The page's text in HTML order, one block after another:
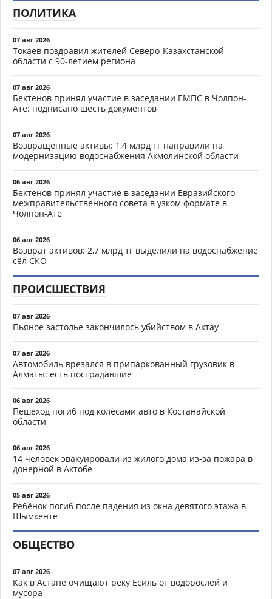
ПОЛИТИКА
07 авг 2026
Токаев поздравил жителей Северо-Казахстанской
области с 90-летием региона
07 авг 2026
Бектенов принял участие в заседании ЕМПС в Чолпон-
Ате: подписано шесть документов
07 авг 2026
Возвращённые активы: 1,4 млрд тг направили на
модернизацию водоснабжения Акмолинской области
06 авг 2026
Бектенов принял участие в заседании Евразийского
межправительственного совета в узком формате в
Чолпон-Ате
06 авг 2026
Возврат активов: 2,7 млрд тг выделили на водоснабжение
сёл СКО
ПРОИСШЕСТВИЯ
07 авг 2026
Пьяное застолье закончилось убийством в Актау
07 авг 2026
Автомобиль врезался в припаркованный грузовик в
Алматы: есть пострадавшие
06 авг 2026
Пешеход погиб под колёсами авто в Костанайской
области
06 авг 2026
14 человек эвакуировали из жилого дома из-за пожара в
донерной в Актобе
05 авг 2026
Ребёнок погиб после падения из окна девятого этажа в
Шымкенте
ОБЩЕСТВО
07 авг 2026
Как в Астане очищают реку Есиль от водорослей и
мусора